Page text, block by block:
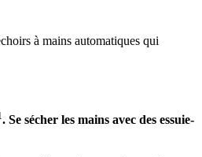
à mains automatiques qui
. Se sécher les mains avec des essuie-